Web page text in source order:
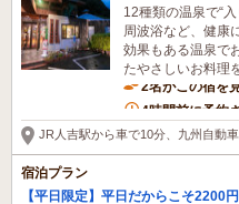
12種類の温泉で“
周波浴など、健康
効果もある温泉で
たやさしいお料理
2名がこの宿を
4時間前に予約
JR人吉駅から車で10分、九州自動
宿泊プラン
【平日限定】平日だからこそ2200